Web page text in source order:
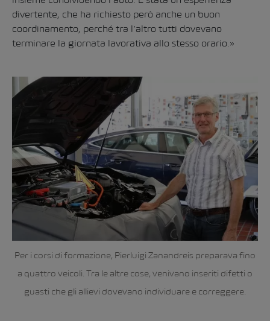
divertente, che ha richiesto però anche un buon
coordinamento, perché tra l’altro tutti dovevano
terminare la giornata lavorativa allo stesso orario.»
Per i corsi di formazione, Pierluigi Zanandreis preparava fino
a quattro veicoli. Tra le altre cose, venivano inseriti difetti o
guasti che gli allievi dovevano individuare e correggere.